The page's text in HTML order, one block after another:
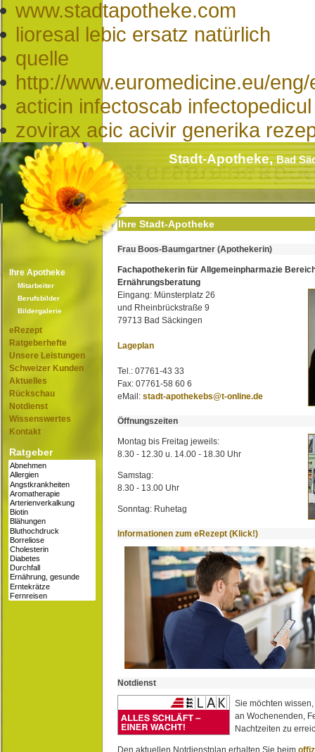
www.stadtapotheke.com
lioresal lebic ersatz natürlich
quelle
http://www.euromedicine.eu/
acticin infectoscab
zovirax acic acivir generika
Stadt-Apotheke,Bad
Ihre Apotheke
Mitarbeiter
Berufsbilder
Bildergalerie
eRezept
Ratgeberhefte
Unsere Leistungen
Schweizer Kunden
Aktuelles
Rückschau
Notdienst
Wissenswertes
Kontakt
Ratgeber
Ihre Stadt-Apotheke
Frau Boos-Baumgartner (Apothekerin)
Fachapothekerin für Allgemeinpharmazie
Ernährungsberatung
Eingang: Münsterplatz 26
und Rheinbrückstraße 9
79713 Bad Säckingen
Lageplan
Tel.: 07761-43 33
Fax: 07761-58 60 6
eMail: stadt-apothekebs@t-online.de
Öffnungszeiten
Montag bis Freitag jeweils:
8.30 - 12.30 u. 14.00 - 18.30 Uhr
Samstag:
8.30 - 13.00 Uhr
Sonntag: Ruhetag
Informationen zum eRezept (Klick!)
Notdienst
Sie möchten
an Wochenenden,
Nachtzeiten zu
Den aktuellen Notdienstplan erhalten Sie beim